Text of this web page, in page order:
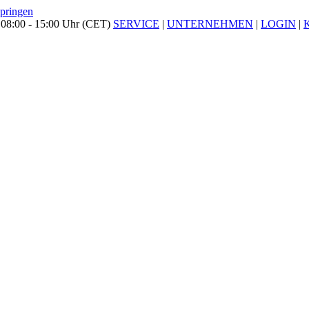
- 15:00 Uhr (CET) SERVICE | UNTERNEHMEN | LOGIN |